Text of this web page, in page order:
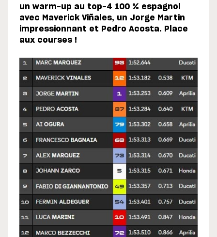
un warm-up au top-4 100 % espagnol
avec Maverick Viñales, un Jorge Martin
impressionnant et Pedro Acosta. Place
aux courses !